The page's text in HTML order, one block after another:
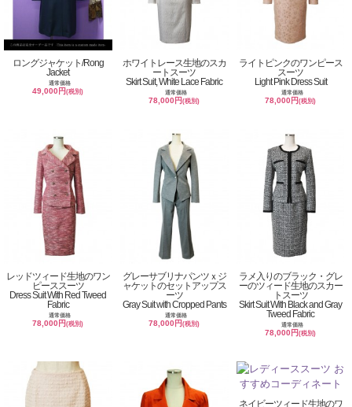
ロングジャケット/Rong
Jacket
通常価格
49,000円(税別)
ホワイトレース生地のスカ
ートスーツ
Skirt Suit, White Lace Fabric
通常価格
78,000円(税別)
ライトピンクのワンピース
スーツ
Light Pink Dress Suit
通常価格
78,000円(税別)
レッドツィード生地のワン
ピーススーツ
Dress Suit With Red Tweed
Fabric
通常価格
78,000円(税別)
グレーサブリナパンツｘジ
ャケットのセットアップス
ーツ
Gray Suit with Cropped Pants
通常価格
78,000円(税別)
ラメ入りのブラック・グレ
ーのツィード生地のスカー
トスーツ
Skirt Suit With Black and Gray
Tweed Fabric
通常価格
78,000円(税別)
ネイビーツィード生地のワ